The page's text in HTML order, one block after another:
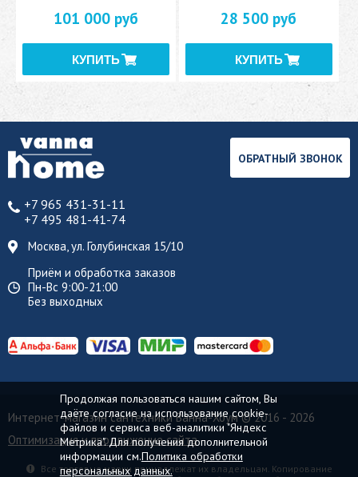
101 000 руб 28 500 руб
+7 965 431-31-11
+7 495 481-41-74
Москва, ул. Голубинская 15/10
Приём и обработка заказов
Пн-Вс 9:00-21:00
Без выходных
ОБРАТНЫЙ ЗВОНОК
Интернет-магазин сантехники Ванна-Хоум© 2016 - 2026
Оптимизация и продвижение сайта
Все торговые марки принадлежат их владельцам. Копирование
Продолжая пользоваться нашим сайтом, Вы
даёте согласие на использование cookie-
файлов и сервиса веб-аналитики "Яндекс
Метрика". Для получения дополнительной
информации см.Политика обработки
персональных данных.